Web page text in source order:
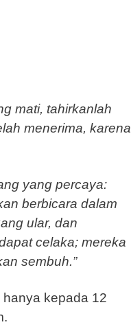
mati, tahirkanlah
menerima, karena
yang percaya:
berbicara dalam
ular, dan
celaka; mereka
sembuh.”
kepada 12